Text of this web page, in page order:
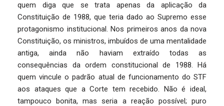
quem diga que se trata apenas da aplicação da
Constituição de 1988, que teria dado ao Supremo esse
protagonismo institucional. Nos primeiros anos da nova
Constituição, os ministros, imbuídos de uma mentalidade
antiga, ainda não haviam extraído todas as
consequências da ordem constitucional de 1988. Há
quem vincule o padrão atual de funcionamento do STF
aos ataques que a Corte tem recebido. Não é ideal,
tampouco bonita, mas seria a reação possível; puro